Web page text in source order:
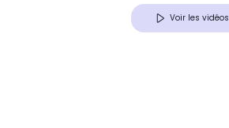
Voir les vidéos